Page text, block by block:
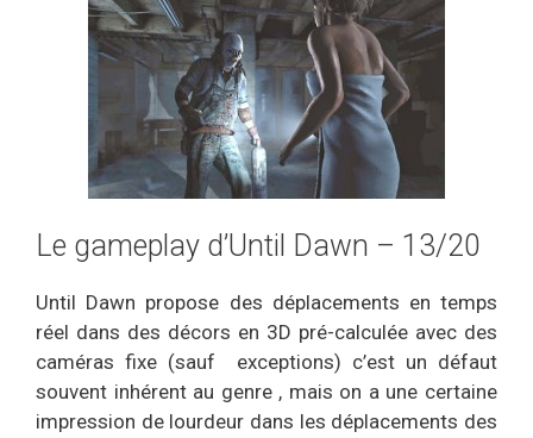
Le gameplay d’Until Dawn – 13/20
Until Dawn propose des déplacements en temps
réel dans des décors en 3D pré-calculée avec des
caméras fixe (sauf exceptions) c’est un défaut
souvent inhérent au genre , mais on a une certaine
impression de lourdeur dans les déplacements des